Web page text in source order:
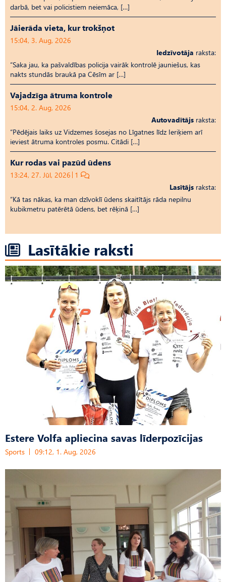
darbā, bet vai policistiem neiemāca, […]
Jāierāda vieta, kur trokšņot
15:04, 3. Aug, 2026
Iedzīvotāja raksta:
“Saka jau, ka pašvaldības policija vairāk kontrolē jauniešus, kas
nakts stundās braukā pa Cēsīm ar […]
Vajadzīga ātruma kontrole
15:04, 2. Aug, 2026
Autovadītājs raksta:
“Pēdējais laiks uz Vid­ze­mes šosejas no Līgatnes līdz Ieriķiem arī
ieviest ātruma kontroles posmu. Citādi […]
Kur rodas vai pazūd ūdens
13:24, 27. Jūl, 2026 1
Lasītājs raksta:
“Kā tas nākas, ka man dzīvoklī ūdens skaitītājs rāda nepilnu
kubikmetru patērētā ūdens, bet rēķinā […]
Lasītākie raksti
Estere Volfa apliecina savas līderpozīcijas
Sports 09:12, 1. Aug, 2026